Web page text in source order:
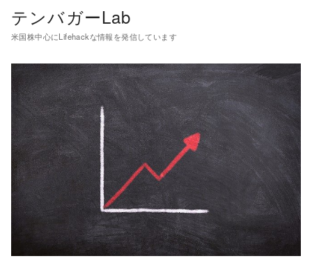
テンバガーLab
米国株中心にLifehackな情報を発信しています